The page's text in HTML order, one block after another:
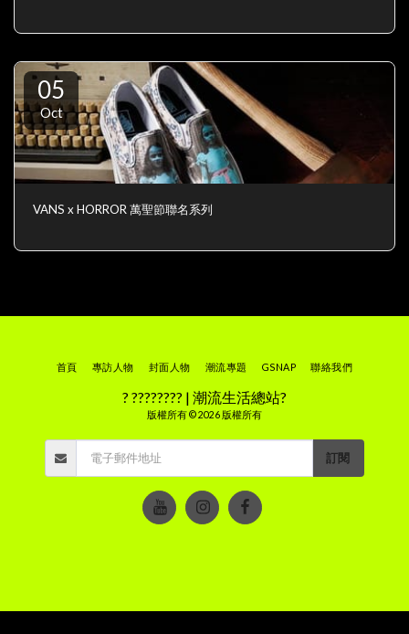
05
Oct
VANS x HORROR 萬聖節聯名系列
? ???????? | 潮流生活總站?
版權所有 © 2026 版權所有
首頁 專訪人物 封面人物 潮流專題 GSNAP 聯絡我們
訂閱